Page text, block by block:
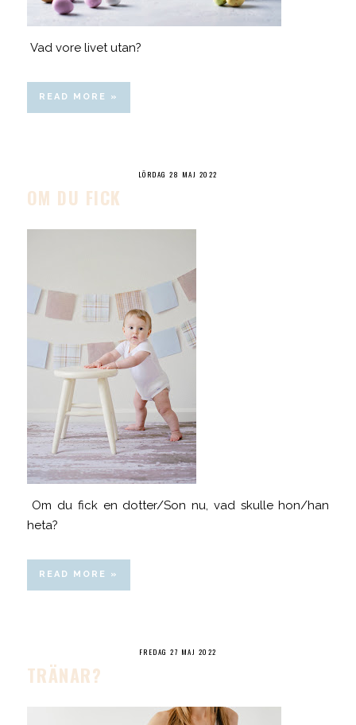
Vad vore livet utan?
READ MORE »
LÖRDAG 28 MAJ 2022
OM DU FICK
Om du fick en dotter/Son nu, vad skulle hon/han
heta?
READ MORE »
FREDAG 27 MAJ 2022
TRÄNAR?